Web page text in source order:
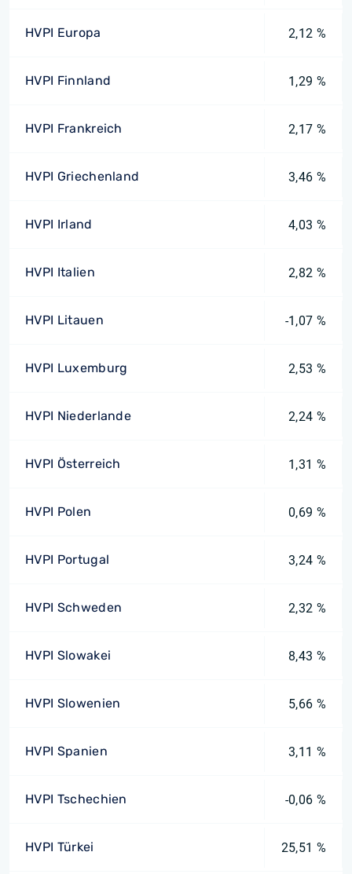
HVPI Europa 2,12 %
HVPI Finnland 1,29 %
HVPI Frankreich 2,17 %
HVPI Griechenland 3,46 %
HVPI Irland 4,03 %
HVPI Italien 2,82 %
HVPI Litauen -1,07 %
HVPI Luxemburg 2,53 %
HVPI Niederlande 2,24 %
HVPI Österreich 1,31 %
HVPI Polen 0,69 %
HVPI Portugal 3,24 %
HVPI Schweden 2,32 %
HVPI Slowakei 8,43 %
HVPI Slowenien 5,66 %
HVPI Spanien 3,11 %
HVPI Tschechien -0,06 %
HVPI Türkei 25,51 %